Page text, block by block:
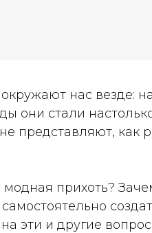
нас везде: на
они стали
представляют, как
модная прихоть?
эти и другие